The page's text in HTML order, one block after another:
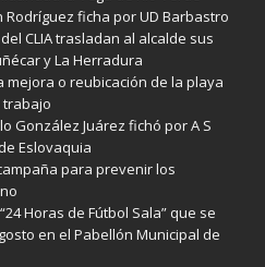
ficha por UD Barbastro
CLIA trasladan al alcalde sus
y La Herradura
o reubicación de la playa
trabajo
González Juárez fichó por A S
Eslovaquia
para prevenir los
Horas de Fútbol Sala” que se
en el Pabellón Municipal de